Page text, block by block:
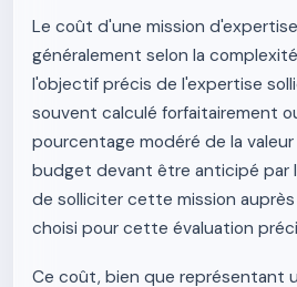
Le coût d'une mission
généralement selon la
l'objectif précis de l'expertise
souvent calculé forfaitairement
pourcentage modéré de la
budget devant être anticipé par
de solliciter cette mission
choisi pour cette évaluation
Ce coût, bien que représentant